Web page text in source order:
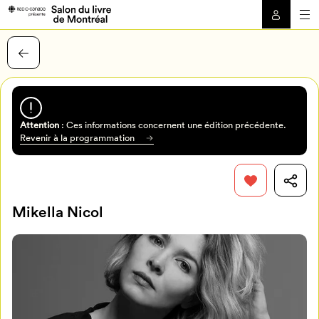
Attention: Ces informations concernent une édition précédente.
Revenir à la programmation
Mikella Nicol